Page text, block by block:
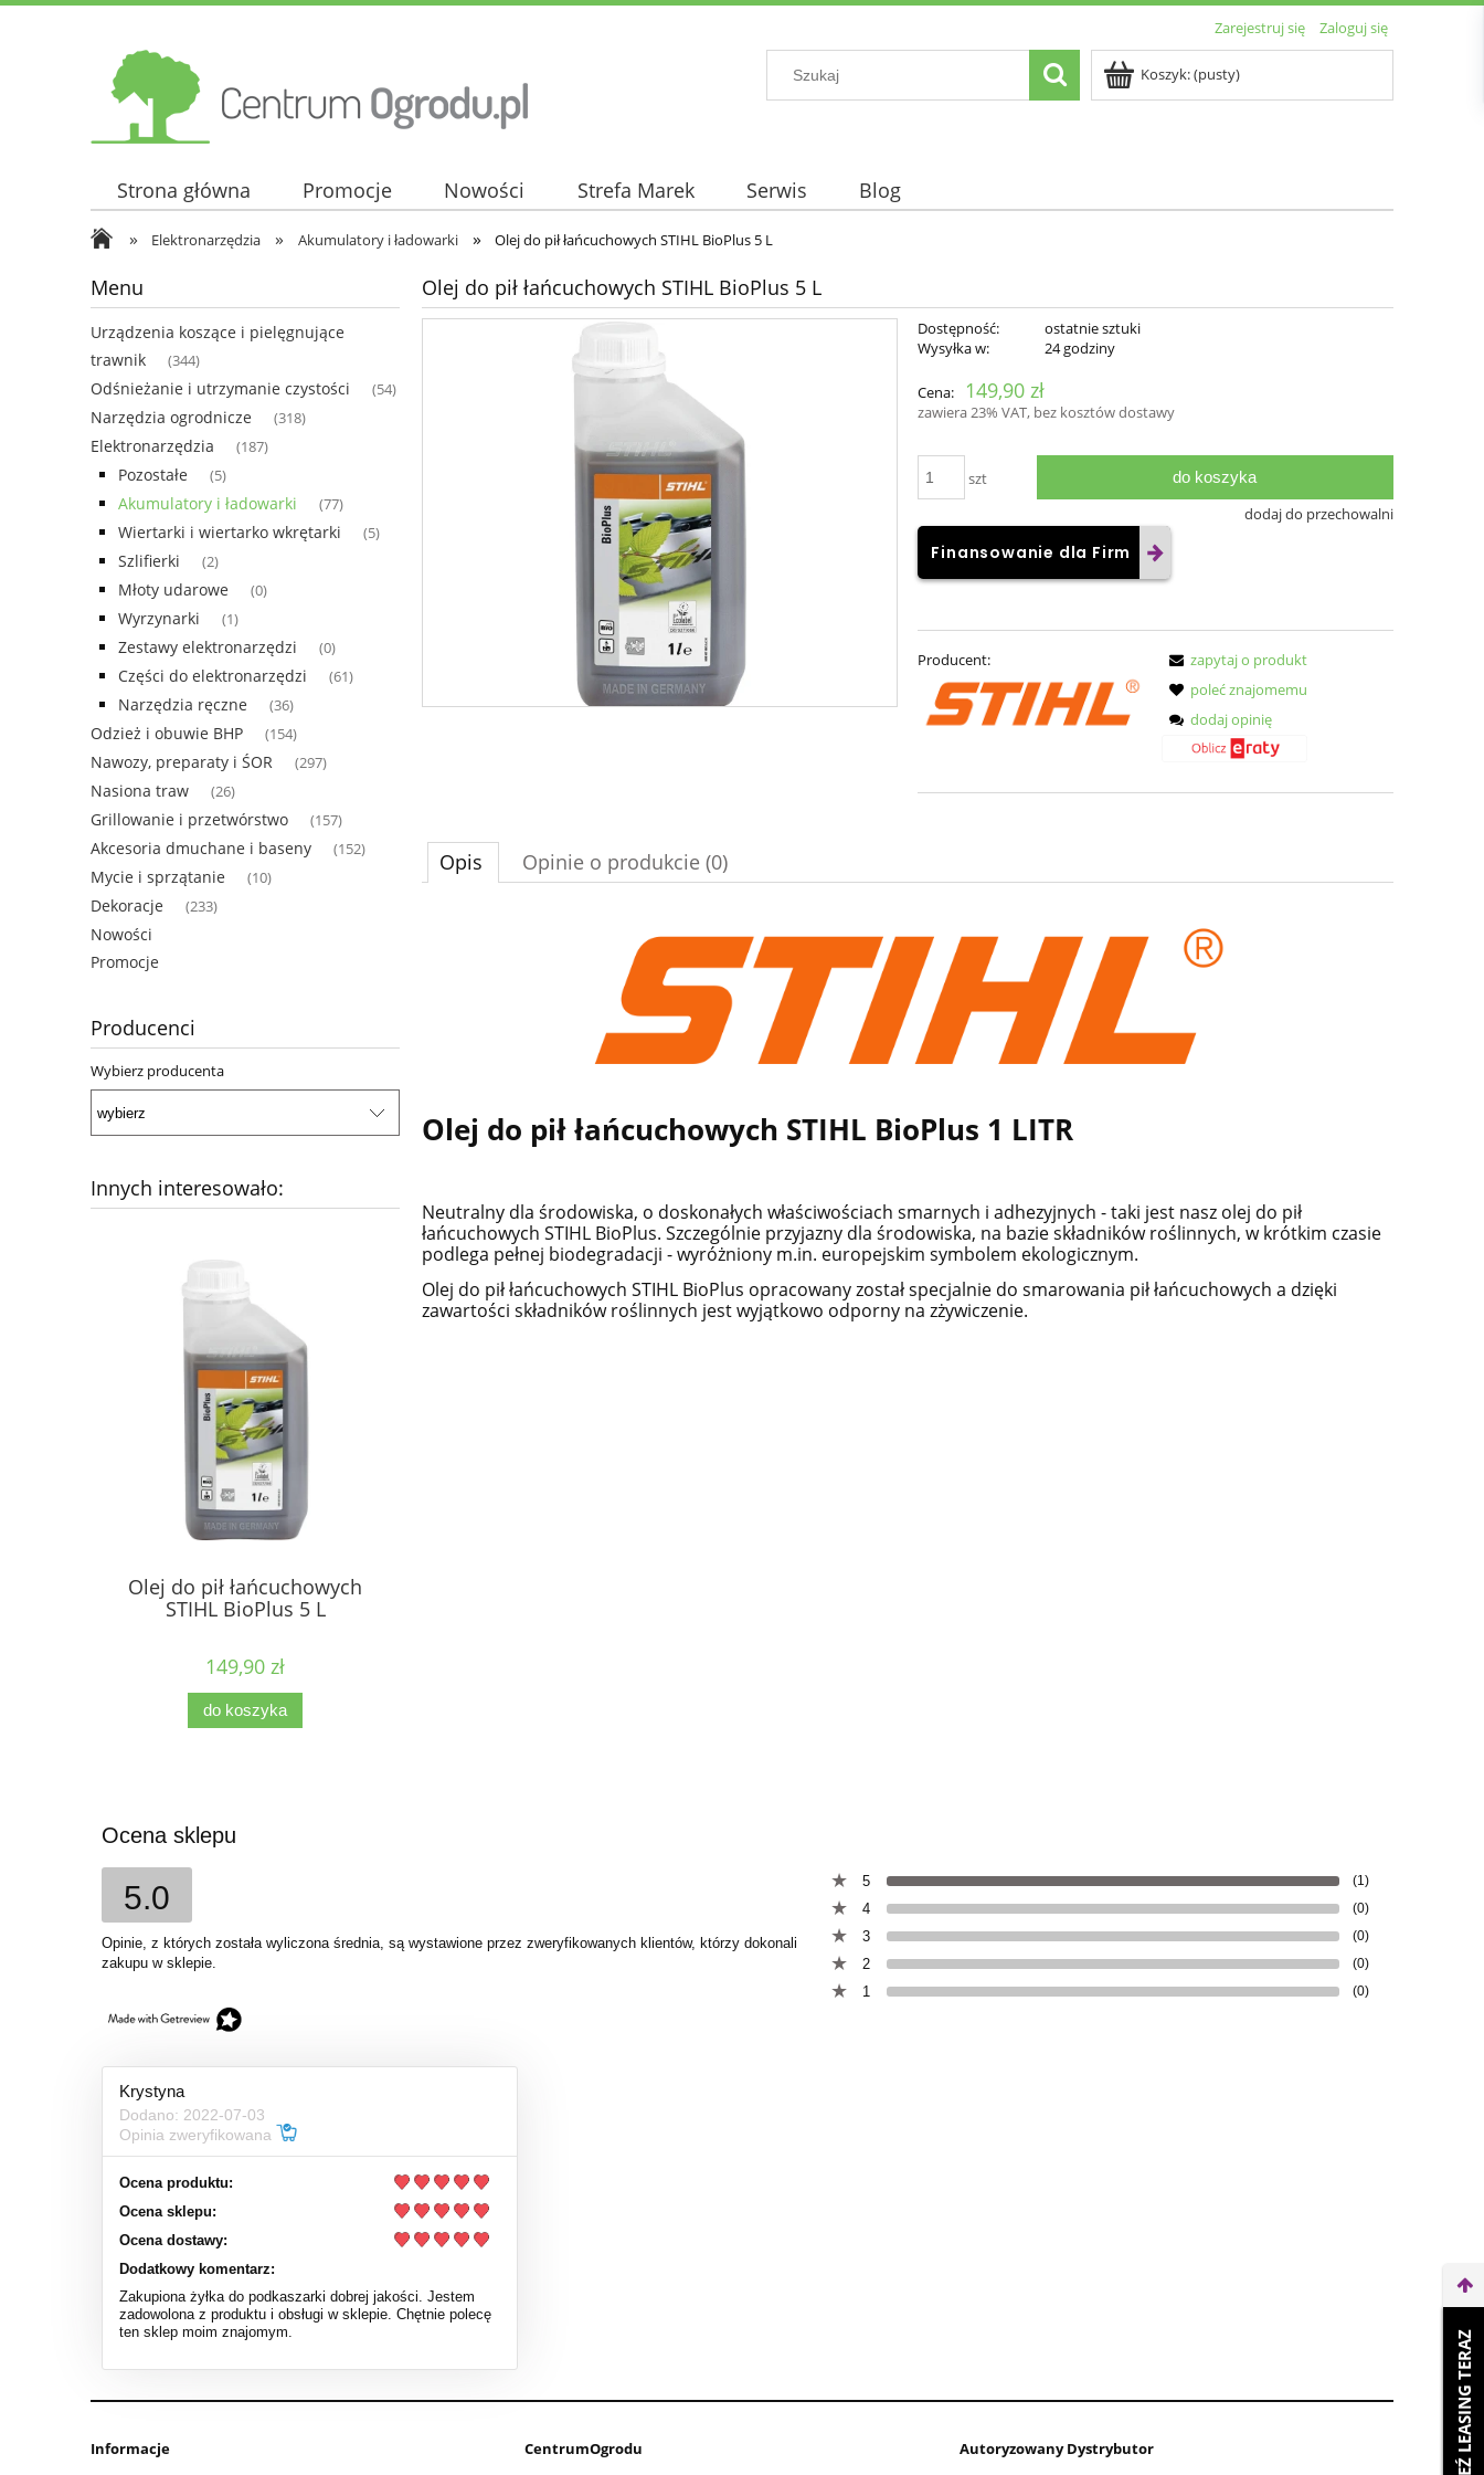
Zarejestruj się Zaloguj się
Koszyk:(pusty)
Strona główna Promocje Nowości Strefa Marek Serwis Blog
» Elektronarzędzia » Akumulatory i ładowarki » Olej do pił łańcuchowych STIHL BioPlus 5 L
Menu
Urządzenia koszące i pielęgnujące
trawnik
(344)
Odśnieżanie i utrzymanie czystości (54)
Narzędzia ogrodnicze (318)
Elektronarzędzia (187)
Pozostałe (5)
Akumulatory i ładowarki (77)
Wiertarki i wiertarko wkrętarki (5)
Szlifierki (2)
Młoty udarowe (0)
Wyrzynarki (1)
Zestawy elektronarzędzi (0)
Części do elektronarzędzi (61)
Narzędzia ręczne (36)
Odzież i obuwie BHP (154)
Nawozy, preparaty i ŚOR (297)
Nasiona traw (26)
Grillowanie i przetwórstwo (157)
Akcesoria dmuchane i baseny (152)
Mycie i sprzątanie (10)
Dekoracje (233)
Nowości
Promocje
Producenci
Wybierz producenta
Innych interesowało:
Olej do pił łańcuchowych
STIHL BioPlus 5 L
149,90 zł
do koszyka
Olej do pił łańcuchowych STIHL BioPlus 5 L
Dostępność:
ostatnie sztuki
Wysyłka w:
24 godziny
Cena: 149,90 zł
zawiera 23% VAT, bez kosztów dostawy
szt do koszyka
dodaj do przechowalni
Finansowanie dla Firm
Producent:
zapytaj o produkt
poleć znajomemu
dodaj opinię
Opis Opinie o produkcie (0)
Olej do pił łańcuchowych STIHL BioPlus 1 LITR
Neutralny dla środowiska, o doskonałych właściwościach smarnych i adhezyjnych - taki jest nasz olej do pił
łańcuchowych STIHL BioPlus. Szczególnie przyjazny dla środowiska, na bazie składników roślinnych, w krótkim czasie
podlega pełnej biodegradacji - wyróżniony m.in. europejskim symbolem ekologicznym.
Olej do pił łańcuchowych STIHL BioPlus opracowany został specjalnie do smarowania pił łańcuchowych a dzięki
zawartości składników roślinnych jest wyjątkowo odporny na zżywiczenie.
Ocena sklepu
5.0
Opinie, z których została wyliczona średnia, są wystawione przez zweryfikowanych klientów, którzy dokonali
zakupu w sklepie.
5 (1)
4 (0)
3 (0)
2 (0)
1 (0)
Krystyna
Dodano: 2022-07-03
Opinia zweryfikowana
Ocena produktu:
Ocena sklepu:
Ocena dostawy:
Dodatkowy komentarz:
Zakupiona żyłka do podkaszarki dobrej jakości. Jestem
zadowolona z produktu i obsługi w sklepie. Chętnie polecę
ten sklep moim znajomym.
Informacje CentrumOgrodu Autoryzowany Dystrybutor WEŹ LEASING TERAZ